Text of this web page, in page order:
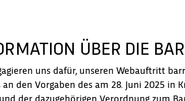
Häufig gestellte Fragen und Antworten
Webseite + App
ÜBER DIE
uns dafür, unseren Webauftritt
den Vorgaben des am 28. Juni 2025 in
und der dazugehörigen Verordnung zum